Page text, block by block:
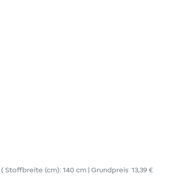
( Stoffbreite (cm): 140 cm | Grundpreis 13,39 €